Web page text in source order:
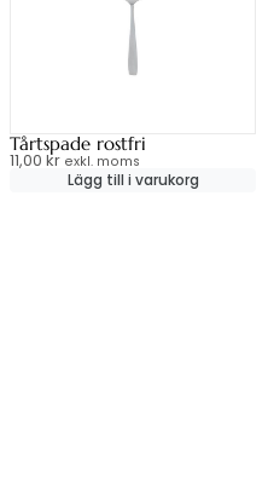
Tårtspade rostfri
11,00 kr exkl. moms
Lägg till i varukorg